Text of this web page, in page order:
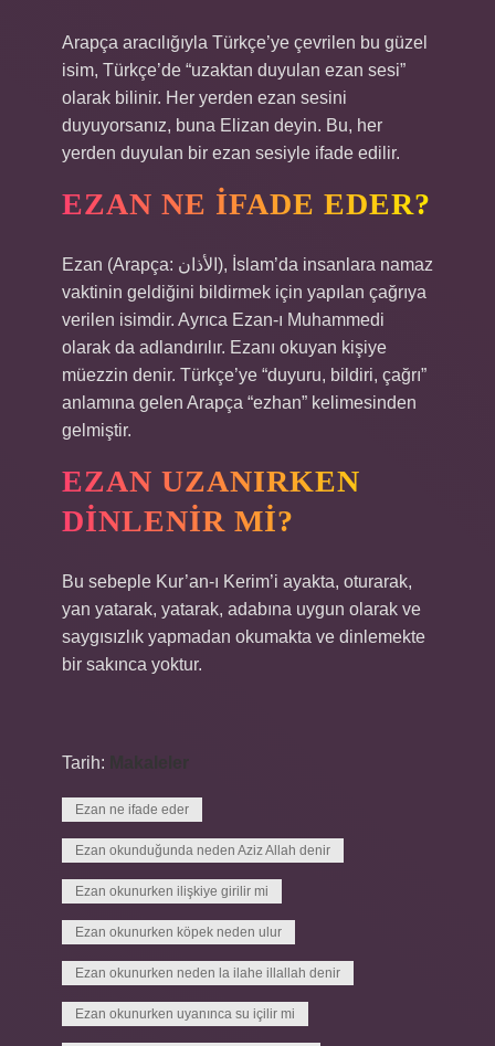
Arapça aracılığıyla Türkçe’ye çevrilen bu güzel
isim, Türkçe’de “uzaktan duyulan ezan sesi”
olarak bilinir. Her yerden ezan sesini
duyuyorsanız, buna Elizan deyin. Bu, her
yerden duyulan bir ezan sesiyle ifade edilir.
EZAN NE IFADE EDER?
Ezan (Arapça: الأذان), İslam’da insanlara namaz
vaktinin geldiğini bildirmek için yapılan çağrıya
verilen isimdir. Ayrıca Ezan-ı Muhammedi
olarak da adlandırılır. Ezanı okuyan kişiye
müezzin denir. Türkçe’ye “duyuru, bildiri, çağrı”
anlamına gelen Arapça “ezhan” kelimesinden
gelmiştir.
EZAN UZANIRKEN
DINLENIR MI?
Bu sebeple Kur’an-ı Kerim’i ayakta, oturarak,
yan yatarak, yatarak, adabına uygun olarak ve
saygısızlık yapmadan okumakta ve dinlemekte
bir sakınca yoktur.
Tarih:
Ezan ne ifade eder
Ezan okunduğunda neden Aziz Allah denir
Ezan okunurken ilişkiye girilir mi
Ezan okunurken köpek neden ulur
Ezan okunurken neden la ilahe illallah denir
Ezan okunurken uyanınca su içilir mi